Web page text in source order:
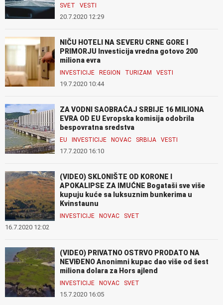
SVET
VESTI
20.7.2020 12:29
NIČU HOTELI NA SEVERU CRNE GORE I
PRIMORJU Investicija vredna gotovo 200
miliona evra
INVESTICIJE REGION TURIZAM VESTI
19.7.2020 10:44
ZA VODNI SAOBRAĆAJ SRBIJE 16 MILIONA
EVRA OD EU Evropska komisija odobrila
bespovratna sredstva
EU INVESTICIJE NOVAC SRBIJA VESTI
17.7.2020 16:10
(VIDEO) SKLONIŠTE OD KORONE I
APOKALIPSE ZA IMUĆNE Bogataši sve više
kupuju kuće sa luksuznim bunkerima u
Kvinstaunu
INVESTICIJE NOVAC SVET
16.7.2020 12:02
(VIDEO) PRIVATNO OSTRVO PRODATO NA
NEVIĐENO Anonimni kupac dao više od šest
miliona dolara za Hors ajlend
INVESTICIJE NOVAC SVET
15.7.2020 16:05